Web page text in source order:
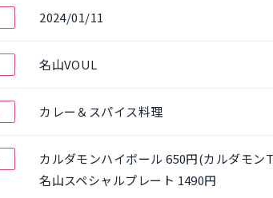
2024/01/11
名山VOUL
カレー＆スパイス料理
カルダモンハイボール 650円(カルダモン
名山スペシャルプレート 1490円